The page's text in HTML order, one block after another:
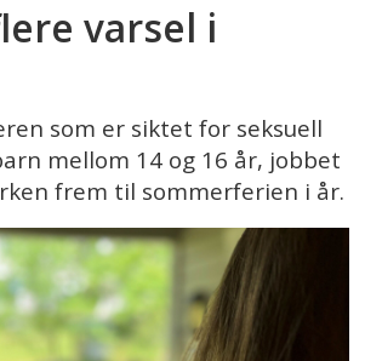
varsel i
som er siktet for seksuell
mellom 14 og 16 år, jobbet
frem til sommerferien i år.